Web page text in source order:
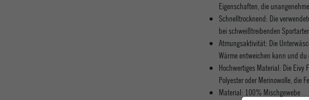
Eigenschaften, die
Schnelltrocknend: Die
bei schweißtreibenden
Atmungsaktivität: Die
Wärme entweichen kann und
Hochwertiges Material: Die
Polyester oder Merinowolle, die
Material: 100% Mischgewebe